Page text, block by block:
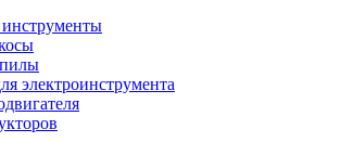
инструменты
электроинструмента